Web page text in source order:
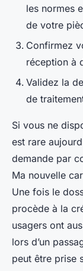
les normes
de votre
Confirmez
réception à
Validez la
de
Si vous ne
est rare
demande par
Ma nouvelle
Une fois le
procède à la
usagers ont
lors d’un
peut être prise